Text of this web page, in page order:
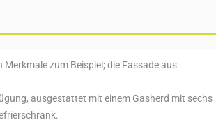
zum Beispiel; die Fassade aus
ausgestattet mit einem Gasherd mit sechs